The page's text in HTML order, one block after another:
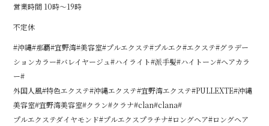
営業時間 10時～19時
不定休
#沖縄#那覇#宜野湾#美容室#プルエクステ#プルエク#エクステ#グラデー
ションカラー#バレイヤージュ#ハイライト#派手髪#ハイトーン#ヘアカラ
ー#
外国人風#特色エクステ#沖縄エクステ#宜野湾エクステ#PULLEXTE#沖縄
美容室#宜野湾美容室#クラン#クラナ#clan#clana#
プルエクステダイヤモンド#プルエクスプラチナ#ロングヘア#ロングヘア